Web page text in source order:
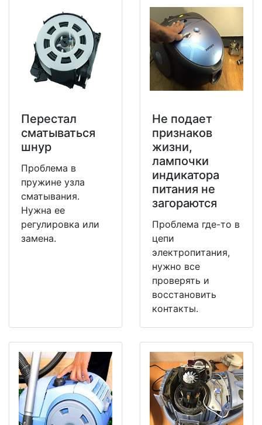
Перестал
сматываться
шнур
Проблема в
пружине узла
сматывания.
Нужна ее
регулировка или
замена.
Не подает
признаков
жизни,
лампочки
индикатора
питания не
загораются
Проблема где-то в
цепи
электропитания,
нужно все
проверять и
восстановить
контакты.